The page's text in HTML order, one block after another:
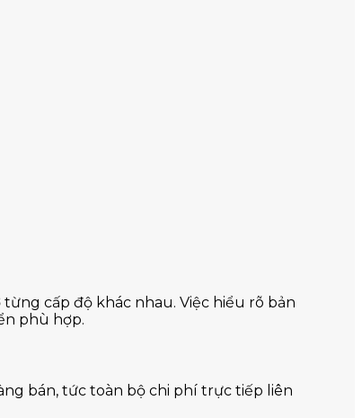
cấp độ khác nhau. Việc hiểu rõ bản
phù hợp.
bán, tức toàn bộ chi phí trực tiếp liên